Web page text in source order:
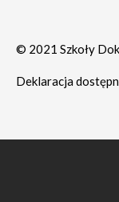
© 2021 Szkoły
Deklaracja